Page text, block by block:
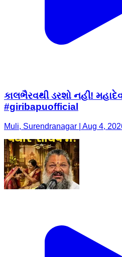
કાલભૈરવથી ડરશો નહીં!
#giribapuofficial
Muli, Surendranagar | Aug 4,